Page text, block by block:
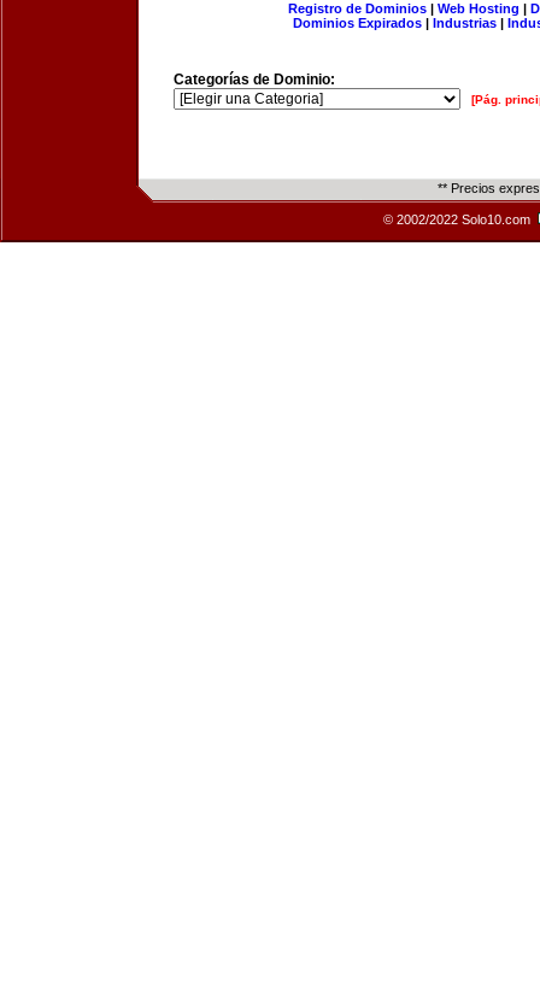
Registro de Dominios| Web Hosting |
Dominios Expirados | Industrias |
Categorías de Dominio:
[Pág.
** Precios
© 2002/2022 Solo10.com